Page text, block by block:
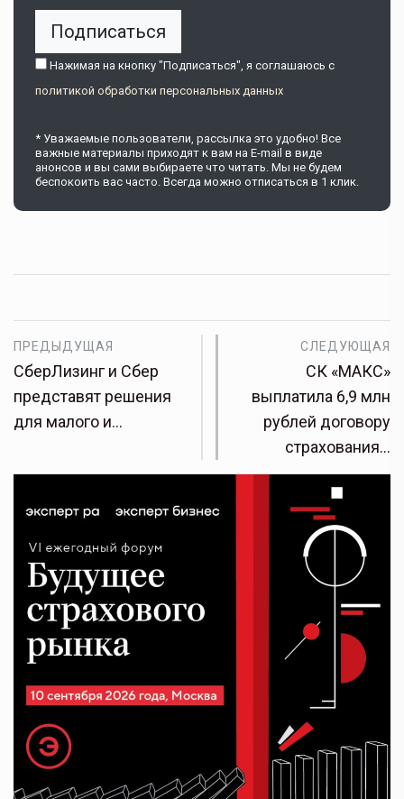
Подписаться
Нажимая на кнопку "Подписаться", я соглашаюсь c
политикой обработки персональных данных
* Уважаемые пользователи, рассылка это удобно! Все
важные материалы приходят к вам на E-mail в виде
анонсов и вы сами выбираете что читать. Мы не будем
беспокоить вас часто. Всегда можно отписаться в 1 клик.
ПРЕДЫДУЩАЯ
СберЛизинг и Сбер
представят решения
для малого и…
СЛЕДУЮЩАЯ
СК «МАКС»
выплатила 6,9 млн
рублей договору
страхования…